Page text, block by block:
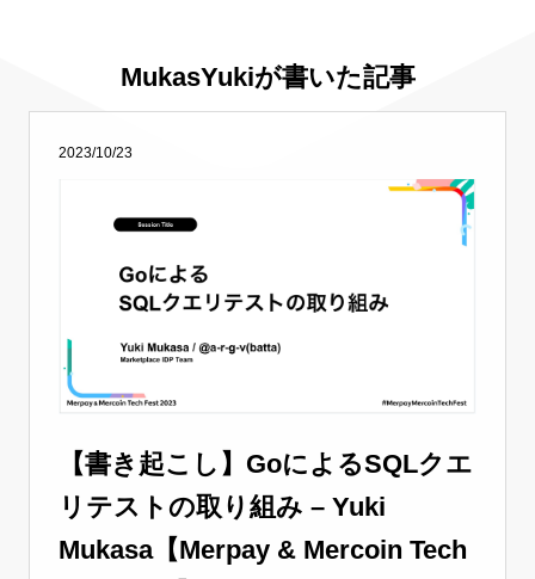
MukasYukiが書いた記事
2023/10/23
【書き起こし】GoによるSQLクエ
リテストの取り組み – Yuki
Mukasa【Merpay & Mercoin Tech